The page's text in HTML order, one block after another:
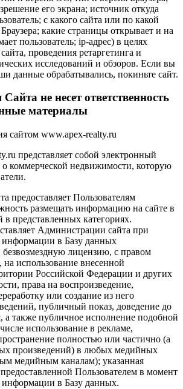
его экрана; источник откуда
с какого сайта или по какой
какие страницы открывает и на
пользователь; ip-адрес) в целях
проведения ретаргетинга и
исследований и обзоров. Если вы
данные обрабатывались, покиньте сайт.
не несет ответственность
материалы
сайтом www.apex-realty.ru
представляет собой электронный
о коммерческой недвижимости, которую
предоставляет Пользователям
размещать информацию на сайте в
в представленных категориях.
Администрации сайта при
информации в Базу данных
лицензию, с правом
на использование внесенной
Российской Федерации и других
права на воспроизведение,
или создание из него
публичный показ, доведение до
а также публичное исполнение подобной
использование в рекламе,
полностью или частично (а
произведений) в любых медийных
медийным каналам); указанная
Пользователем в момент
информации в Базу данных.